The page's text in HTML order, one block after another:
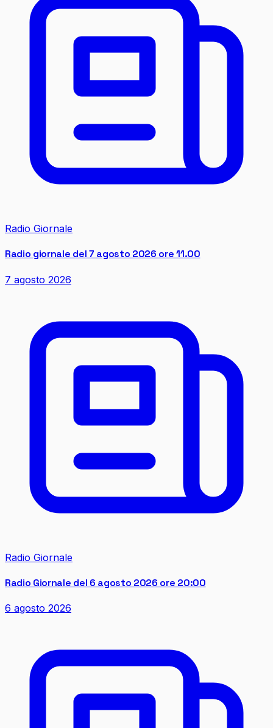
Radio Giornale
Radio giornale del 7 agosto 2026 ore 11.00
7 agosto 2026
Radio Giornale
Radio Giornale del 6 agosto 2026 ore 20:00
6 agosto 2026